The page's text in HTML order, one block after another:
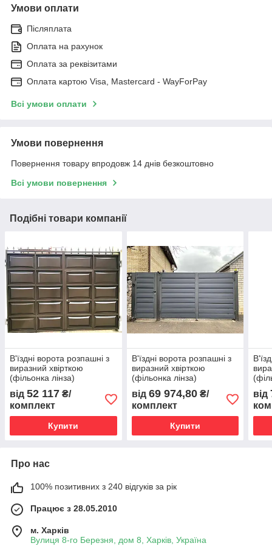
Умови оплати
Післяплата
Оплата на рахунок
Оплата за реквізитами
Оплата картою Visa, Mastercard - WayForPay
Всі умови оплати
Умови повернення
Повернення товару впродовж 14 днів безкоштовно
Всі умови повернення
Подібні товари компанії
В'їздні ворота розпашні з
виразний хвірткою
(фільонка лінза)
від 52 117 ₴/
комплект
Купити
В'їздні ворота розпашні з
виразний хвірткою
(фільонка лінза)
від 69 974,80₴/
комплект
Купити
від
Про нас
100% позитивних з 240 відгуків за рік
Працює з 28.05.2010
м. Харків
Вулиця 8-го Березня, дом 8, Харків, Україна